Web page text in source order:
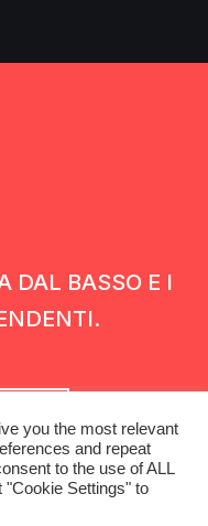
DAL BASSO E I
you the most relevant
and repeat
to the use of ALL
Settings" to